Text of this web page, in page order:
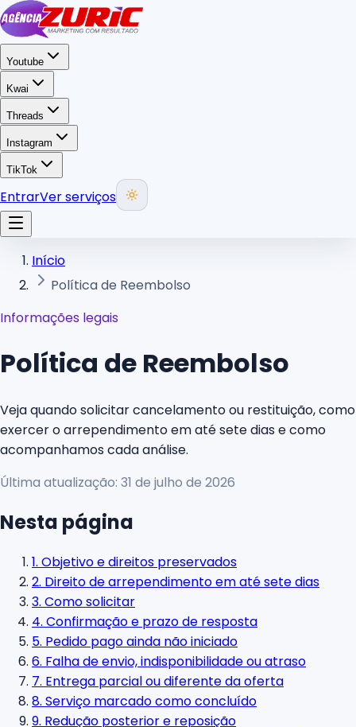
Youtube
Kwai
Threads
Instagram
TikTok
EntrarVer serviços
Início
Política de Reembolso
Informações legais
Política de Reembolso
Veja quando solicitar cancelamento ou restituição, como
exercer o arrependimento em até sete dias e como
acompanhamos cada análise.
Última atualização: 31 de julho de 2026
Nesta página
1. Objetivo e direitos preservados
2. Direito de arrependimento em até sete dias
3. Como solicitar
4. Confirmação e prazo de resposta
5. Pedido pago ainda não iniciado
6. Falha de envio, indisponibilidade ou atraso
7. Entrega parcial ou diferente da oferta
8. Serviço marcado como concluído
9. Redução posterior e reposição